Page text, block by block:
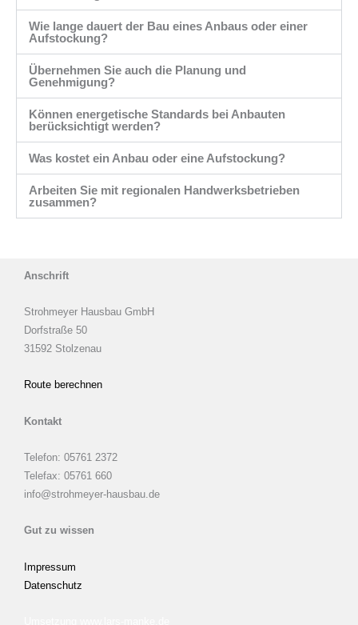
Wie lange dauert der Bau eines Anbaus oder einer
Aufstockung?
Übernehmen Sie auch die Planung und
Genehmigung?
Können energetische Standards bei Anbauten
berücksichtigt werden?
Was kostet ein Anbau oder eine Aufstockung?
Arbeiten Sie mit regionalen Handwerksbetrieben
zusammen?
Anschrift
Strohmeyer Hausbau GmbH
Dorfstraße 50
31592 Stolzenau
Route berechnen
Kontakt
Telefon: 05761 2372
Telefax: 05761 660
info@strohmeyer-hausbau.de
Gut zu wissen
Impressum
Datenschutz